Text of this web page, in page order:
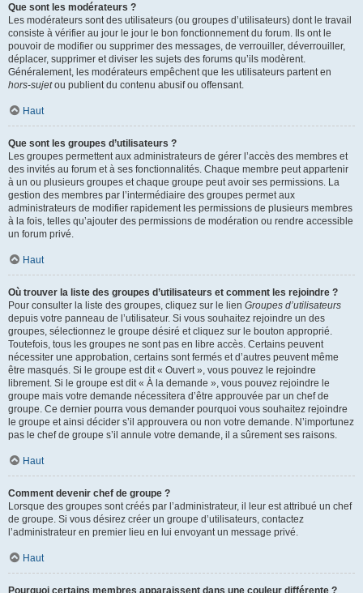
Que sont les modérateurs ?
Les modérateurs sont des utilisateurs (ou groupes d’utilisateurs) dont le travail
consiste à vérifier au jour le jour le bon fonctionnement du forum. Ils ont le
pouvoir de modifier ou supprimer des messages, de verrouiller, déverrouiller,
déplacer, supprimer et diviser les sujets des forums qu’ils modèrent.
Généralement, les modérateurs empêchent que les utilisateurs partent en
hors-sujetou publient du contenu abusif ou offensant.
Haut
Que sont les groupes d’utilisateurs ?
Les groupes permettent aux administrateurs de gérer l’accès des membres et
des invités au forum et à ses fonctionnalités. Chaque membre peut appartenir
à un ou plusieurs groupes et chaque groupe peut avoir ses permissions. La
gestion des membres par l’intermédiaire des groupes permet aux
administrateurs de modifier rapidement les permissions de plusieurs membres
à la fois, telles qu’ajouter des permissions de modération ou rendre accessible
un forum privé.
Haut
Où trouver la liste des groupes d’utilisateurs et comment les rejoindre ?
Pour consulter la liste des groupes, cliquez sur le lien Groupes d’utilisateurs
depuis votre panneau de l’utilisateur. Si vous souhaitez rejoindre un des
groupes, sélectionnez le groupe désiré et cliquez sur le bouton approprié.
Toutefois, tous les groupes ne sont pas en libre accès. Certains peuvent
nécessiter une approbation, certains sont fermés et d’autres peuvent même
être masqués. Si le groupe est dit « Ouvert », vous pouvez le rejoindre
librement. Si le groupe est dit « À la demande », vous pouvez rejoindre le
groupe mais votre demande nécessitera d’être approuvée par un chef de
groupe. Ce dernier pourra vous demander pourquoi vous souhaitez rejoindre
le groupe et ainsi décider s’il approuvera ou non votre demande. N’importunez
pas le chef de groupe s’il annule votre demande, il a sûrement ses raisons.
Haut
Comment devenir chef de groupe ?
Lorsque des groupes sont créés par l’administrateur, il leur est attribué un chef
de groupe. Si vous désirez créer un groupe d’utilisateurs, contactez
l’administrateur en premier lieu en lui envoyant un message privé.
Haut
Pourquoi certains membres apparaissent dans une couleur différente ?